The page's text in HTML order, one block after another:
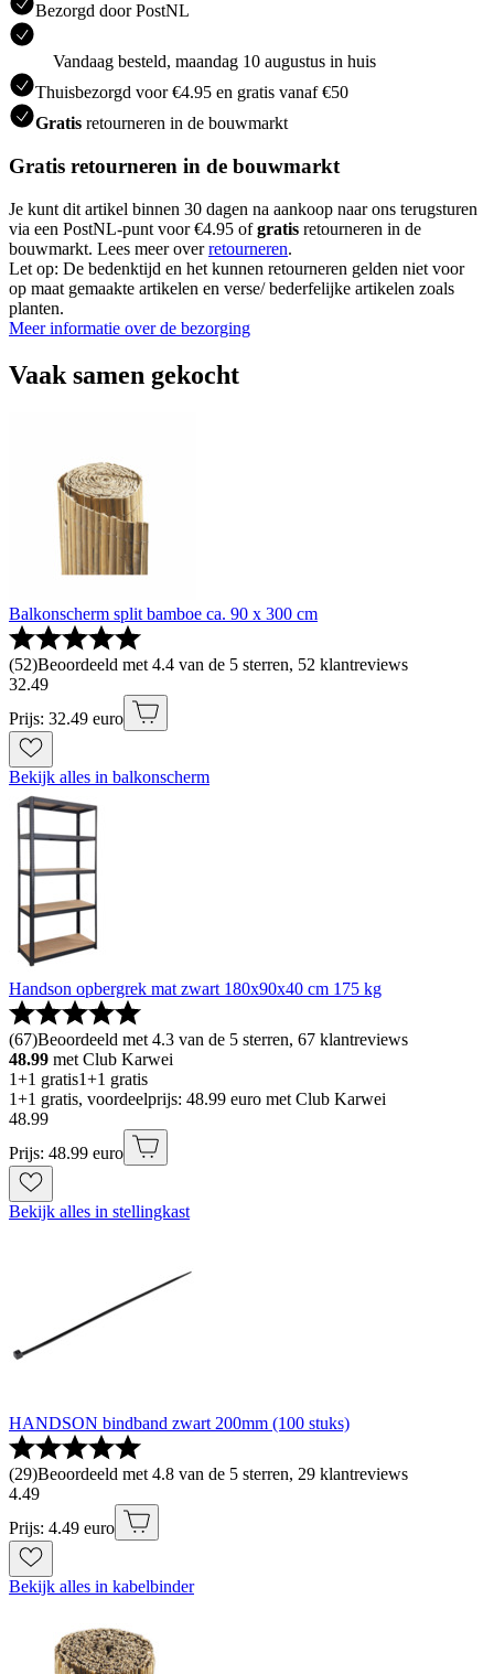
Bezorgd door PostNL
Vandaag besteld, maandag 10 augustus in huis
Thuisbezorgd voor €4.95 en gratis vanaf €50
Gratis retourneren in de bouwmarkt
Gratis retourneren in de bouwmarkt
Je kunt dit artikel binnen 30 dagen na aankoop naar ons terugsturen
via een PostNL-punt voor €4.95 ofgratis retourneren in de
bouwmarkt. Lees meer overretourneren.
Let op: De bedenktijd en het kunnen retourneren gelden niet voor
op maat gemaakte artikelen en verse/ bederfelijke artikelen zoals
planten.
Meer informatie over de bezorging
Vaak samen gekocht
Balkonscherm split bamboe ca. 90 x 300 cm
(52)Beoordeeld met 4.4 van de 5 sterren, 52 klantreviews
32.49
Prijs: 32.49 euro
Bekijk alles in balkonscherm
Handson opbergrek mat zwart 180x90x40 cm 175 kg
(67)Beoordeeld met 4.3 van de 5 sterren, 67 klantreviews
48.99 met Club Karwei
1+1 gratis1+1 gratis
1+1 gratis, voordeelprijs: 48.99 euro met Club Karwei
48.99
Prijs: 48.99 euro
Bekijk alles in stellingkast
HANDSON bindband zwart 200mm (100 stuks)
(29)Beoordeeld met 4.8 van de 5 sterren, 29 klantreviews
4.49
Prijs: 4.49 euro
Bekijk alles in kabelbinder